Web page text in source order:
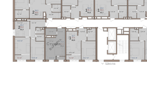
12,7 м²
4,7 м²
15,3 м²
4,8 м²
3,4 м²
112,7
37,5
40,9
13,6 м²
Cтудия28,3
2,1 м²
3,5 м²
12,6 м²
12,6 м²
11,0 м² 8,7 м²
2,8 м²
225,2
49,8
53,3
5,7 м²
3,3 м²
6,6 м²
226,3
63,7
4,6 м²
5,0 м²
113,0
39,1
42,8 4,8 м²
5,0 м²
113,0
39,9
43,7 4,8 м² 5,0 м²
13,1 м²
4,8 м² 4,9 м²
Вы здесь
Школа